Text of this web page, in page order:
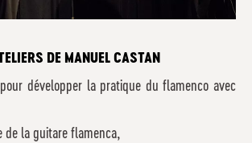
DE MANUEL CASTAN
pour développer la pratique du flamenco avec
de la guitare flamenca,